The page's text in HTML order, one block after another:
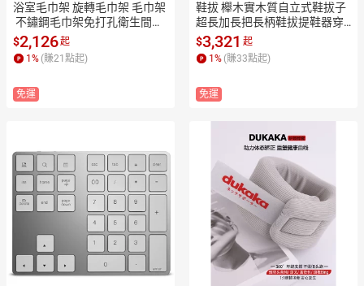
浴室毛巾架 旋轉毛巾架 毛巾架
不鏽鋼毛巾架免打孔衛生間折
疊旋轉毛巾桿多層架子浴室置
物架【MJ25105】
$2,126起
1% (賺21點起)
免運
鞋拔 櫸木實木質自立式鞋拔子
超長加長把長柄鞋拔提鞋器穿
鞋器把子鞋抽【MJ2011】
$3,321 起
1% (賺33點起)
免運